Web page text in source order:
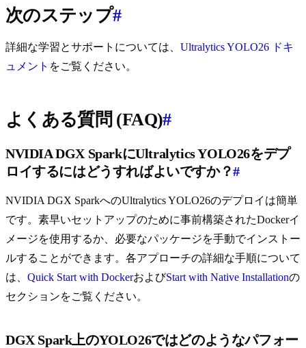
次のステップ#
詳細な学習とサポートについては、 Ultralytics YOLO26 ドキ
ュメント をご覧ください。
よくある質問 (FAQ)#
NVIDIA DGX SparkにUltralytics YOLO26をデプ
ロイするにはどうすればよいですか？#
NVIDIA DGX SparkへのUltralytics YOLO26のデプロイは簡単
です。素早いセットアップのために事前構築されたDockerイ
メージを使用するか、必要なパッケージを手動でインストー
ルすることができます。各アプローチの詳細な手順について
は、 Quick Start with DockerおよびStart with Native Installationの
セクションをご覧ください。
DGX Spark上のYOLO26ではどのようなパフォー